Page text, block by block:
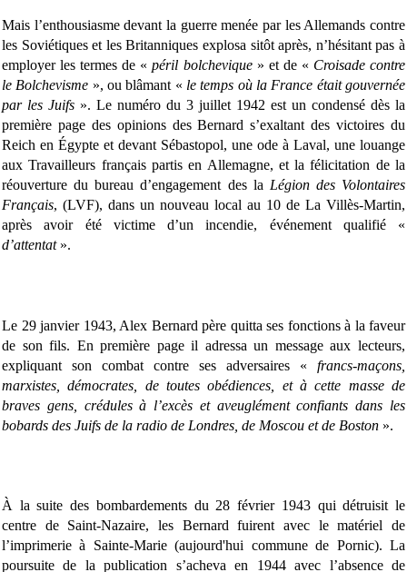
Mais l’enthousiasme devant la guerre menée par les Allemands contre
les Soviétiques et les Britanniques explosa sitôt après, n’hésitant pas à
employer les termes de «péril bolchevique» et de « Croisade contre
le Bolchevisme », ou blâmant « le temps où la France était gouvernée
par les Juifs ». Le numéro du 3 juillet 1942 est un condensé dès la
première page des opinions des Bernard s’exaltant des victoires du
Reich en Égypte et devant Sébastopol, une ode à Laval, une louange
aux Travailleurs français partis en Allemagne, et la félicitation de la
réouverture du bureau d’engagement des la Légion des Volontaires
Français, (LVF), dans un nouveau local au 10 de La Villès-Martin,
après avoir été victime d’un incendie, événement qualifié «
d’attentat».
Le 29 janvier 1943, Alex Bernard père quitta ses fonctions à la faveur
de son fils. En première page il adressa un message aux lecteurs,
expliquant son combat contre ses adversaires « francs-maçons,
marxistes, démocrates, de toutes obédiences, et à cette masse de
braves gens, crédules à l’excès et aveuglément confiants dans les
bobards des Juifs de la radio de Londres, de Moscou et de Boston ».
À la suite des bombardements du 28 février 1943 qui détruisit le
centre de Saint-Nazaire, les Bernard fuirent avec le matériel de
l’imprimerie à Sainte-Marie (aujourd'hui commune de Pornic). La
poursuite de la publication s’acheva en 1944 avec l’absence de